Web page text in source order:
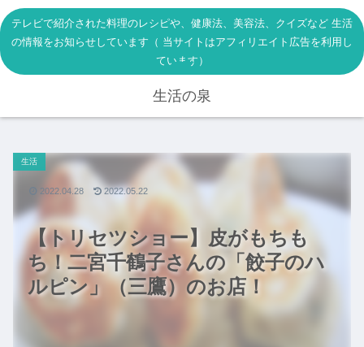
テレビで紹介された料理のレシピや、健康法、美容法、クイズなど 生活
の情報をお知らせしています（ 当サイトはアフィリエイト広告を利用し
ています）
生活の泉
【トリセツショー】皮がもちも
ち！二宮千鶴子さんの「餃子のハ
ルピン」（三鷹）のお店！
生活
2022.04.28 2022.05.22